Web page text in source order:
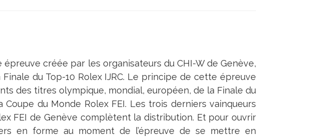
créée par les organisateurs du CHI-W de Genève,
du Top-10 Rolex IJRC. Le principe de cette épreuve
des titres olympique, mondial, européen, de la Finale du
Coupe du Monde Rolex FEI. Les trois derniers vainqueurs
FEI de Genève complètent la distribution. Et pour ouvrir
en forme au moment de l’épreuve de se mettre en